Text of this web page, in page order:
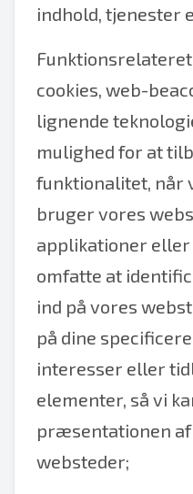
indhold, tjenester
cookies, web-
lignende
mulighed for at
funktionalitet, når
bruger vores
applikationer
omfatte at
ind på vores
på dine
interesser eller
elementer, så vi
præsentationen af
websteder;